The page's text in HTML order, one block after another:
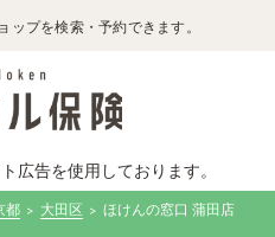
プを検索・予約できます。
広告を使用しております。
都 大田区 ほけんの窓口 蒲田店